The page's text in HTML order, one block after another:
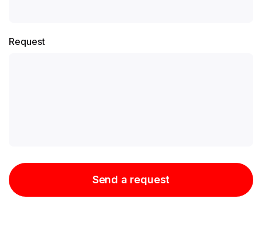
Request
Send a request